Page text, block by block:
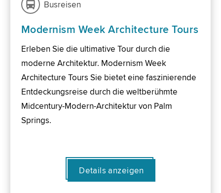
Busreisen
Modernism Week Architecture Tours
Erleben Sie die ultimative Tour durch die
moderne Architektur. Modernism Week
Architecture Tours Sie bietet eine faszinierende
Entdeckungsreise durch die weltberühmte
Midcentury-Modern-Architektur von Palm
Springs.
Details anzeigen